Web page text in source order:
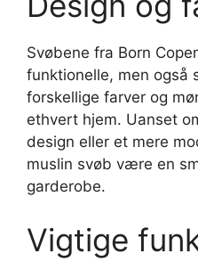
Svøbene fra Born
funktionelle, men også
forskellige farver og
ethvert hjem. Uanset
design eller et mere
muslin svøb være en
garderobe.
Vigtige